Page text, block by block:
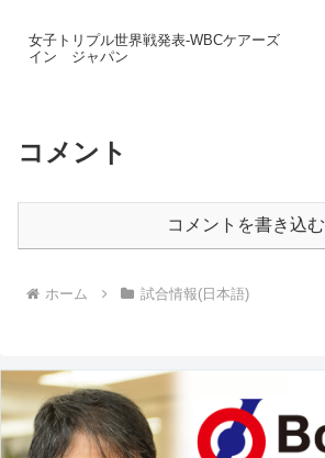
女子トリプル世界戦発表-WBCケアーズ
イン ジャパン
コメント
コメントを書き込む
ホーム 試合情報(日本語)